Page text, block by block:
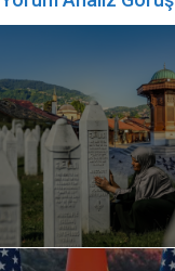
yazan
Bahri Ak